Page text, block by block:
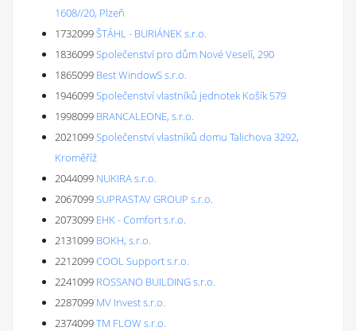
1608//20, Plzeň
1732099ŠTÁHL - BURIÁNEK s.r.o.
1836099Společenství pro dům Nové Veselí, 290
1865099 Best WindowS s.r.o.
1946099Společenství vlastníků jednotek Košík 579
1998099 BRANCALEONE, s.r.o.
2021099Společenství vlastníků domu Talichova 3292,
Kroměříž
2044099 NUKIRA s.r.o.
2067099SUPRASTAV GROUP s.r.o.
2073099 EHK - Comfort s.r.o.
2131099 BOKH, s.r.o.
2212099COOL Support s.r.o.
2241099 ROSSANO BUILDING s.r.o.
2287099 MV Invest s.r.o.
2374099TM FLOW s.r.o.